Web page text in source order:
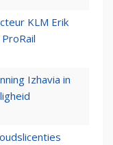
KLM Erik
Izhavia in